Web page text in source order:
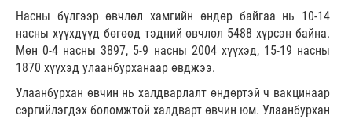
Насны бүлгээр өвчлөл хамгийн өндөр байгаа нь 10-14
насны хүүхдүүд бөгөөд тэдний өвчлөл 5488 хүрсэн байна.
Мөн 0-4 насны 3897, 5-9 насны 2004 хүүхэд, 15-19 насны
1870 хүүхэд улаанбурханаар өвджээ.
Улаанбурхан өвчин нь халдварлалт өндөртэй ч вакцинаар
сэргийлэгдэх боломжтой халдварт өвчин юм. Улаанбурхан